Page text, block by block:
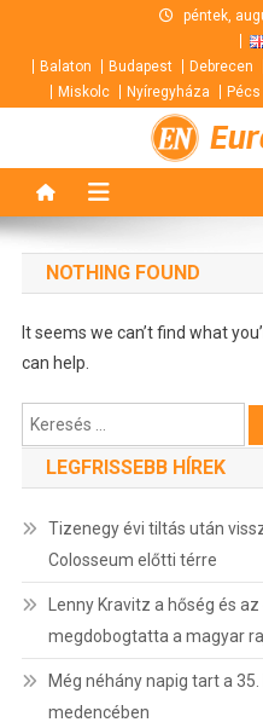
content
péntek,
Balaton Budapest Debrecen
Miskolc
Nyíregyháza Pécs
NOTHING FOUND
It seems we can’t find what
can help.
Keresés:
LEGFRISSEBB HÍREK
Tizenegy évi tiltás után
Colosseum előtti térre
Lenny Kravitz a hőség és
megdobogtatta a magyar
Még néhány napig tart a
medencében